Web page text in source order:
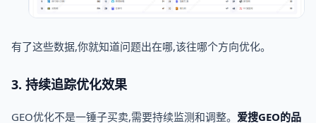
有了这些数据,你就知道问题出在哪,该往哪个方向优化。
3. 持续追踪优化效果
GEO优化不是一锤子买卖,需要持续监测和调整。 爱搜GEO的品